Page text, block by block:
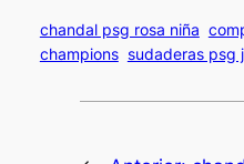
chandal psg rosa niña
champions sudaderas psg